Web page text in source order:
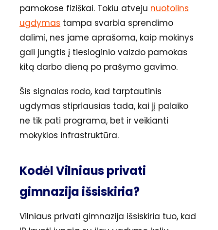
pamokose fiziškai. Tokiu atveju nuotolins
ugdymas tampa svarbia sprendimo
dalimi, nes jame aprašoma, kaip mokinys
gali jungtis į tiesioginio vaizdo pamokas
kitą darbo dieną po prašymo gavimo.
Šis signalas rodo, kad tarptautinis
ugdymas stipriausias tada, kai jį palaiko
ne tik pati programa, bet ir veikianti
mokyklos infrastruktūra.
Kodėl Vilniaus privati
gimnazija išsiskiria?
Vilniaus privati gimnazija išsiskiria tuo, kad